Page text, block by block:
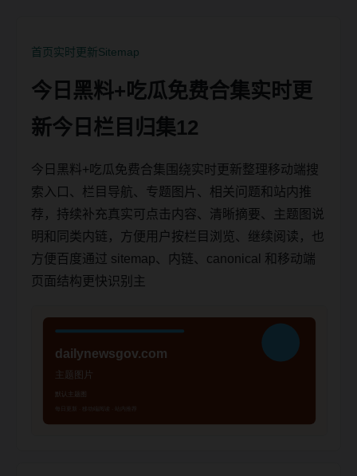
首页实时更新Sitemap
今日黑料+吃瓜免费合集实时更
新今日栏目归集12
今日黑料+吃瓜免费合集围绕实时更新整理移动端搜
索入口、栏目导航、专题图片、相关问题和站内推
荐，持续补充真实可点击内容、清晰摘要、主题图说
明和同类内链，方便用户按栏目浏览、继续阅读，也
方便百度通过 sitemap、内链、canonical 和移动端
页面结构更快识别主